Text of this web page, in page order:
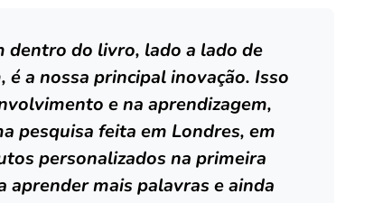
dentro do livro, lado a lado de
a nossa principal inovação. Isso
e na aprendizagem,
pesquisa feita em Londres, em
personalizados na primeira
aprender mais palavras e ainda